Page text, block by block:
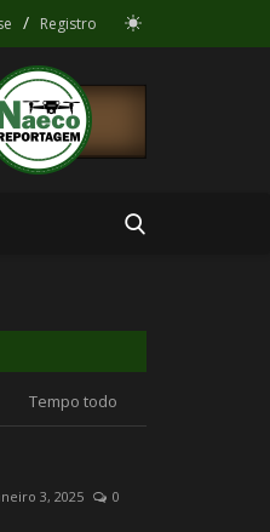
/ Registro
Tempo todo
3, 2025
0